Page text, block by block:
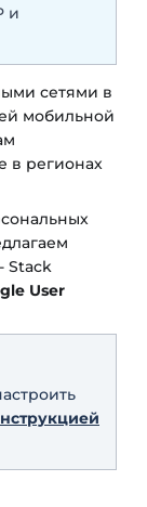
и
сетями в
мобильной
в регионах
Stack
User